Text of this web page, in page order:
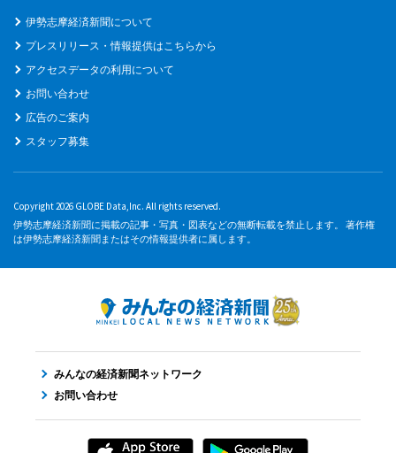
伊勢志摩経済新聞について
プレスリリース・情報提供はこちらから
アクセスデータの利用について
お問い合わせ
広告のご案内
スタッフ募集
Copyright 2026 GLOBE Data,Inc. All rights reserved.
伊勢志摩経済新聞に掲載の記事・写真・図表などの無断転載を禁止します。 著作権
は伊勢志摩経済新聞またはその情報提供者に属します。
みんなの経済新聞ネットワーク
お問い合わせ